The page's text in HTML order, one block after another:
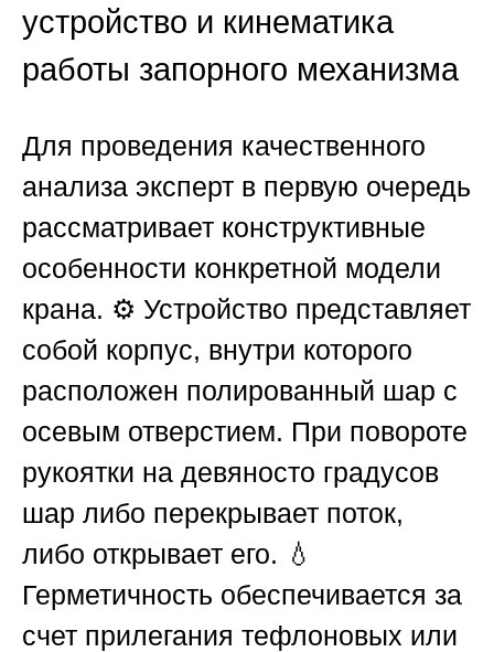
устройство и кинематика
работы запорного механизма
Для проведения качественного
анализа эксперт в первую очередь
рассматривает конструктивные
особенности конкретной модели
крана. ⚙️ Устройство представляет
собой корпус, внутри которого
расположен полированный шар с
осевым отверстием. При повороте
рукоятки на девяносто градусов
шар либо перекрывает поток,
либо открывает его. 💧
Герметичность обеспечивается за
счет прилегания тефлоновых или